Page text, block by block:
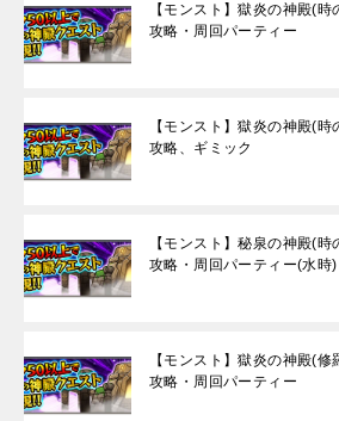
【モンスト】獄炎の神殿(
攻略・周回パーティー
【モンスト】獄炎の神殿(
攻略、ギミック
【モンスト】秘泉の神殿(
攻略・周回パーティー(水時)
【モンスト】獄炎の神殿(
攻略・周回パーティー